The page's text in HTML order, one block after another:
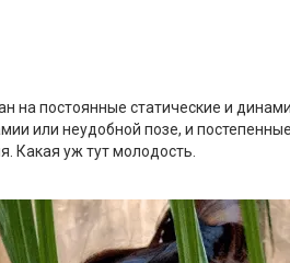
на постоянные статические и
или неудобной позе, и
Какая уж тут молодость.